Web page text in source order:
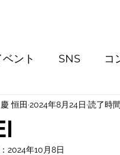
ベント SNS コ
キッズスキル 小学
慶 恒田 2024年8月24日 読了時
2024年10月8日